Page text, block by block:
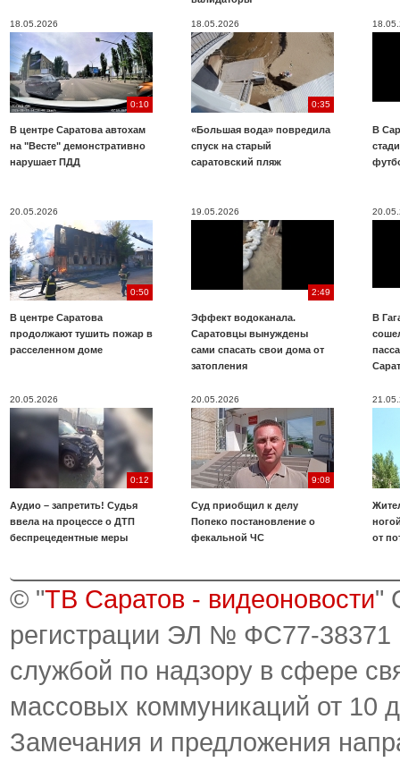
18.05.2026
0:10
В центре Саратова автохам
на "Весте" демонстративно
нарушает ПДД
18.05.2026
0:35
«Большая вода» повредила
спуск на старый
саратовский пляж
В
20.05.2026
0:50
В центре Саратова
продолжают тушить пожар в
расселенном доме
19.05.2026
2:49
Эффект водоканала.
Саратовцы вынуждены
сами спасать свои дома от
затопления
В
20.05.2026
0:12
Аудио – запретить! Судья
ввела на процессе о ДТП
беспрецедентные меры
20.05.2026
9:08
Суд приобщил к делу
Попеко постановление о
фекальной ЧС
от
© "ТВ Саратов - видеоновости"
регистрации ЭЛ № ФС77-38371
службой по надзору в сфере
массовых коммуникаций от 10
Замечания и предложения